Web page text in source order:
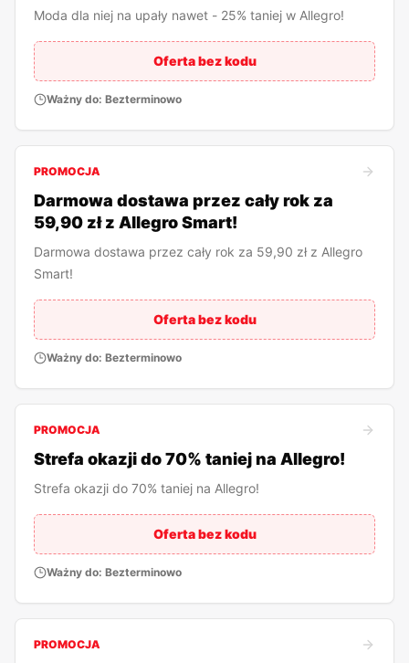
Moda dla niej na upały nawet - 25% taniej w Allegro!
Oferta bez kodu
Ważny do: Bezterminowo
PROMOCJA
Darmowa dostawa przez cały rok za
59,90 zł z Allegro Smart!
Darmowa dostawa przez cały rok za 59,90 zł z Allegro
Smart!
Oferta bez kodu
Ważny do: Bezterminowo
PROMOCJA
Strefa okazji do 70% taniej na Allegro!
Strefa okazji do 70% taniej na Allegro!
Oferta bez kodu
Ważny do: Bezterminowo
PROMOCJA